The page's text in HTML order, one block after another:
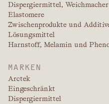
Dispergiermittel,
Elastomere
Zwischenprodukte und
Lösungsmittel
Harnstoff, Melamin und
MARKEN
Arctek
Eingeschränkt
Dispergiermittel